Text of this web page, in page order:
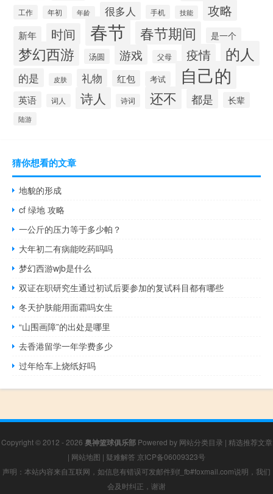
工作 年初 年龄 很多人 手机 技能 攻略
新年 时间 春节 春节期间 是一个
梦幻西游 汤圆 游戏 父母 疫情 的人
的是 皮肤 礼物 红包 考试 自己的
英语 词人 诗人 诗词 还不 都是 长辈
陆游
猜你想看的文章
地貌的形成
cf 绿地 攻略
一公斤的压力等于多少帕？
大年初二有病能吃药吗吗
梦幻西游wjb是什么
双证在职研究生通过初试后要参加的复试科目都有哪些
冬天护肤能用面霜吗女生
“山围画障”的出处是哪里
去香港留学一年学费多少
过年给车上烧纸好吗
Copyright © 2012 - 2026 奥神篮球俱乐部Powered by 网站分类目录 | 精选推荐文章
| 网站地图 | 疑难解答 京ICP备06009323号
声明：本站内容来自互联网，如信息有错误可发邮件到f_fb#foxmail.com说明，我们
会及时纠正，谢谢